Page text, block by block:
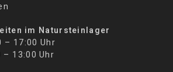
im Natursteinlager
– 17:00 Uhr
Uhr